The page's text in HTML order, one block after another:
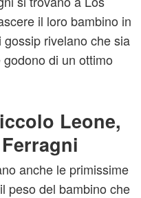
il loro bambino in
rivelano che sia
di un ottimo
Leone,
anche le primissime
peso del bambino che